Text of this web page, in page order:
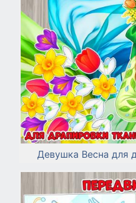
Девушка Весна для